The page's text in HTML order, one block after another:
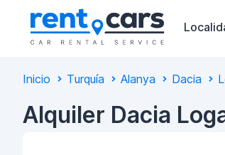
Inicio Turquía Alanya Dacia
Alquiler Dacia